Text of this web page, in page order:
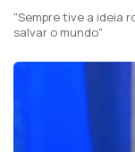
"Sempre tive a ideia
salvar o mundo"